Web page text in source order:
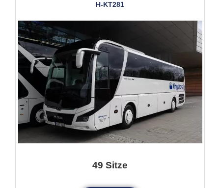
H-KT281
49 Sitze